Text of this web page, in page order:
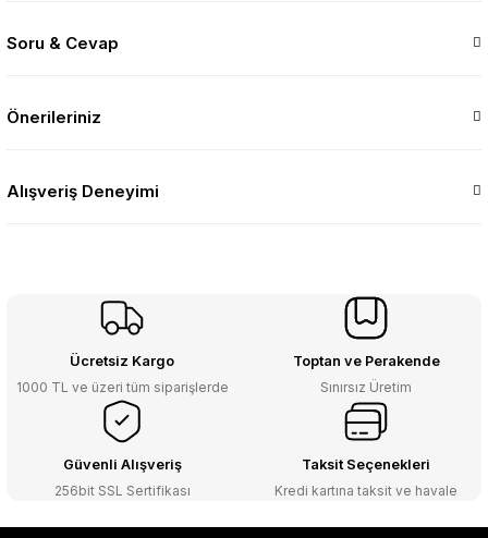
Soru & Cevap
Önerileriniz
Alışveriş Deneyimi
Ücretsiz Kargo
1000 TL ve üzeri tüm siparişlerde
Toptan ve Perakende
Sınırsız Üretim
Güvenli Alışveriş
256bit SSL Sertifikası
Taksit Seçenekleri
Kredi kartına taksit ve havale